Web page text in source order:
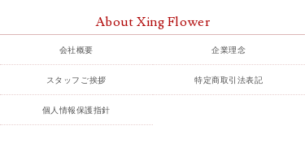
About Xing Flower
会社概要 企業理念
スタッフご挨拶 特定商取引法表記
個人情報保護指針